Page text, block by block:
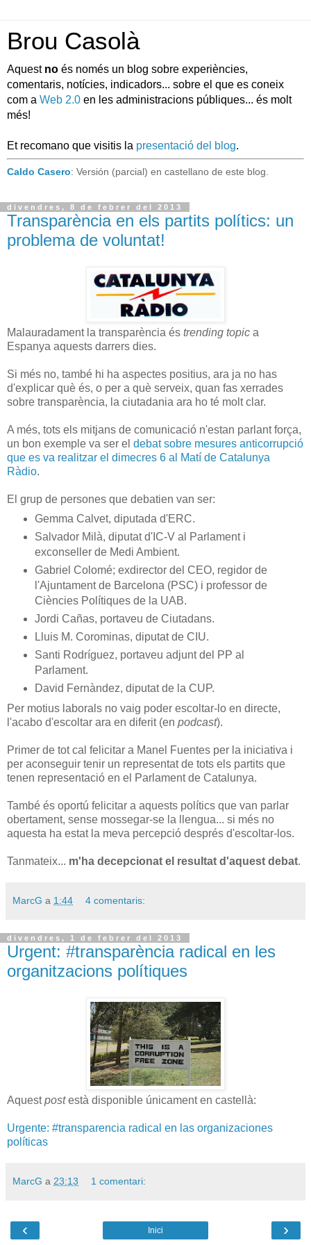
Brou Casolà
Aquest no és només un blog sobre experiències,
comentaris, notícies, indicadors... sobre el que es coneix
com a Web 2.0 en les administracions públiques... és molt
més!
Et recomano que visitis la presentació del blog.
Caldo Casero: Versión (parcial) en castellano de este blog.
divendres, 8 de febrer del 2013
Transparència en els partits polítics: un
problema de voluntat!
Malauradament la transparència és trending topic a
Espanya aquests darrers dies.
Si més no, també hi ha aspectes positius, ara ja no has
d'explicar què és, o per a què serveix, quan fas xerrades
sobre transparència, la ciutadania ara ho té molt clar.
A més, tots els mitjans de comunicació n'estan parlant força,
un bon exemple va ser el debat sobre mesures anticorrupció
que es va realitzar el dimecres 6 al Matí de Catalunya
Ràdio.
El grup de persones que debatien van ser:
Gemma Calvet, diputada d'ERC.
Salvador Milà, diputat d'IC-V al Parlament i
exconseller de Medi Ambient.
Gabriel Colomé; exdirector del CEO, regidor de
l'Ajuntament de Barcelona (PSC) i professor de
Ciències Polítiques de la UAB.
Jordi Cañas, portaveu de Ciutadans.
Lluis M. Corominas, diputat de CIU.
Santi Rodríguez, portaveu adjunt del PP al
Parlament.
David Fernàndez, diputat de la CUP.
Per motius laborals no vaig poder escoltar-lo en directe,
l'acabo d'escoltar ara en diferit (en podcast).
Primer de tot cal felicitar a Manel Fuentes per la iniciativa i
per aconseguir tenir un representat de tots els partits que
tenen representació en el Parlament de Catalunya.
També és oportú felicitar a aquests polítics que van parlar
obertament, sense mossegar-se la llengua... si més no
aquesta ha estat la meva percepció després d'escoltar-los.
Tanmateix... m'ha decepcionat el resultat d'aquest debat.
MarcG a 1:44 4 comentaris:
divendres, 1 de febrer del 2013
Urgent: #transparència radical en les
organitzacions polítiques
Aquestpostestà disponible únicament en castellà:
Urgente: #transparencia radical en las organizaciones
políticas
MarcG a 23:13 1 comentari:
‹ ›
Inici